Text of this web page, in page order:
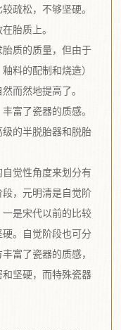
疏松，不够坚硬。
胎质上。
质的质量，但由于
料的配制和烧造）
而然地提高了。
富了瓷器的质感。
的半脱胎器和脱胎
觉性角度来划分有
，元明清是自觉阶
是宋代以前的比较
。自觉阶段也可分
富了瓷器的质感，
坚硬，而特殊瓷器